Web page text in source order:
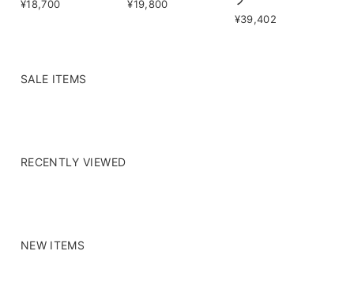
¥18,700
¥19,800
¥39,402
SALE ITEMS
RECENTLY VIEWED
NEW ITEMS